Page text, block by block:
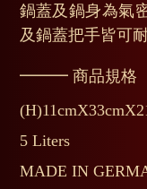
鍋蓋及鍋身為氣
及鍋蓋把手皆可
━━━ 商品規格
5 Liters
MADE IN